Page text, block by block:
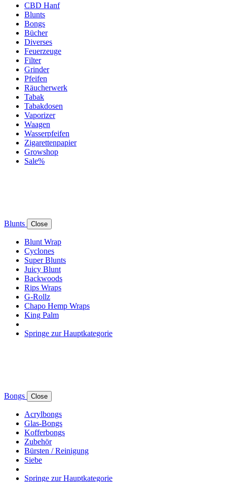
CBD Hanf
Blunts
Bongs
Bücher
Diverses
Feuerzeuge
Filter
Grinder
Pfeifen
Räucherwerk
Tabak
Tabakdosen
Vaporizer
Waagen
Wasserpfeifen
Zigarettenpapier
Growshop
Sale%
Blunts Close
Blunt Wrap
Cyclones
Super Blunts
Juicy Blunt
Backwoods
Rips Wraps
G-Rollz
Chapo Hemp Wraps
King Palm
Springe zur Hauptkategorie
Bongs Close
Acrylbongs
Glas-Bongs
Kofferbongs
Zubehör
Bürsten / Reinigung
Siebe
Springe zur Hauptkategorie